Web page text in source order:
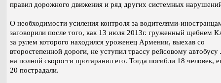
правил дорожного движения и ряд других системных
О необходимости усиления контроля за водителями-
заговорили после того, как 13 июля 2013г. груженный щебнем
за рулем которого находился уроженец Армении, выехав со
второстепенной дороги, не уступил трассу рейсовому
на полной скорости протаранил его. Тогда погибли 18 человек,
20 пострадали.